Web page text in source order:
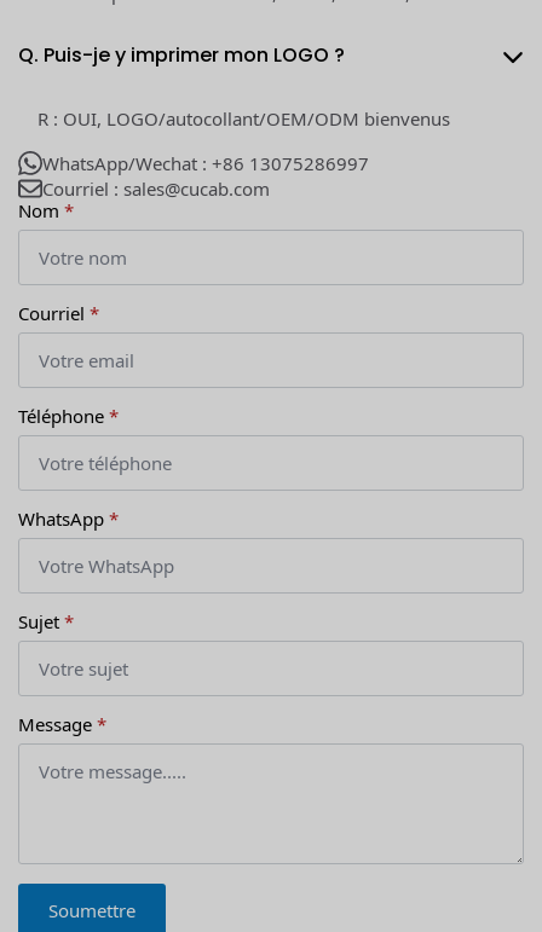
Q. Puis-je y imprimer mon LOGO ?
R : OUI, LOGO/autocollant/OEM/ODM bienvenus
WhatsApp/Wechat : +86 13075286997
Courriel : sales@cucab.com
Nom *
Courriel *
Téléphone *
WhatsApp *
Sujet *
Message *
Soumettre